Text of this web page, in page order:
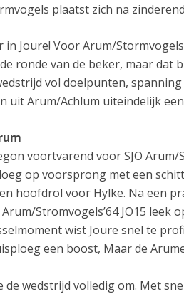
plaatst zich na
Joure! Voor Arum/
ronde van de beker, maar dat
vol doelpunten,
uit Arum/Achlum uiteindelijk
voortvarend voor SJO
op voorsprong met een
hoofdrol voor Hylke. Na een
Arum/Stromvogels’64 JO15
wist Joure snel te
een boost, Maar de
de wedstrijd volledig om. Met